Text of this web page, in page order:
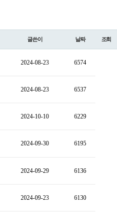
글쓴이 날짜 조회
2024-08-23 6574
2024-08-23 6537
2024-10-10 6229
2024-09-30 6195
2024-09-29 6136
2024-09-23 6130